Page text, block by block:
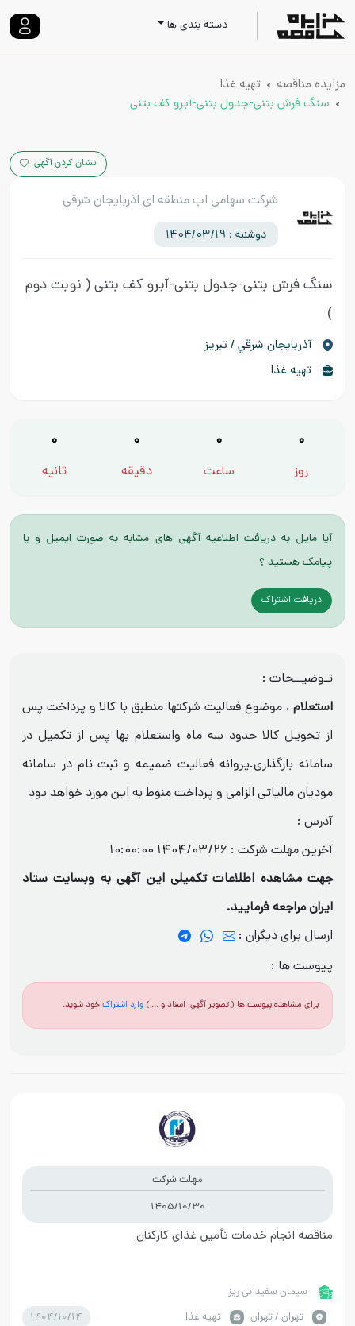
دسته بندی ها
مزایده مناقصه
تهیه غذا
سنگ فرش بتنی-جدول بتنی-آبرو کف بتنی
نشان کردن آگهی
شرکت سهامی اب منطقه ای اذربایجان شرقی
دوشنبه : 1404/03/19
سنگ فرش بتنی-جدول بتنی-آبرو کف بتنی( نوبت دوم
)
آذربايجان شرقي / تبریز
تهیه غذا
0
روز
0
ساعت
0
دقیقه
0
ثانیه
آیا مایل به دریافت اطلاعیه آگهی های مشابه به صورت ایمیل و یا
پیامک هستید ؟
دریافت اشتراک
تـوضیــحات :
استعلام ، موضوع فعالیت شرکتها منطبق با کالا و پرداخت پس
از تحویل کالا حدود سه ماه واستعلام بها پس از تکمیل در
سامانه بارگذاری.پروانه فعالیت ضمیمه و ثبت نام در سامانه
مودیان مالیاتی الزامی و پرداخت منوط به این مورد خواهد بود
آدرس :
آخرین مهلت شرکت : 1404/03/26 10:00:00
جهت مشاهده اطلاعات تکمیلی این آگهی به وبسایت ستاد
ایران مراجعه فرمایید.
ارسال برای دیگران :
پیوست ها :
برای مشاهده پیوست ها ( تصویر آگهی، اسناد و ... ) وارد اشتراکخود شوید.
مهلت شرکت
1405/10/30
مناقصه انجام خدمات تأمین غذای کارکنان
سیمان سفید نی ریز
تهران / تهران
تهیه غذا 1404/10/14